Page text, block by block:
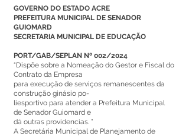
GOVERNO DO ESTADO ACRE
PREFEITURA MUNICIPAL DE SENADOR
GUIOMARD
SECRETARIA MUNICIPAL DE EDUCAÇÃO
PORT/GAB/SEPLAN Nº 002/2024
“Dispõe sobre a Nomeação do Gestor e Fiscal do
Contrato da Empresa
para execução de serviços remanescentes da
construção ginásio po-
liesportivo para atender a Prefeitura Municipal
de Senador Guiomard e
dá outras providencias. ”
A Secretária Municipal de Planejamento de